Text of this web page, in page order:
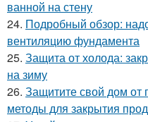
ванной на стену
24. Подробный обзор:
вентиляцию фундамента
25. Защита от холода:
на зиму
26. Защитите свой дом от
методы для закрытия